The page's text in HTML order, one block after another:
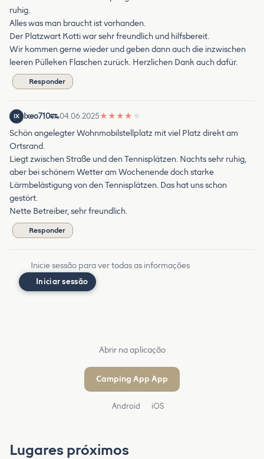
ruhig.
Alles was man braucht ist vorhanden.
Der Platzwart Kotti war sehr freundlich und hilfsbereit.
Wir kommen gerne wieder und geben dann auch die inzwischen
leeren Pülleken Flaschen zurück. Herzlichen Dank auch dafür.
Responder
IX Ixeo710 04.06.2025★ ★ ★ ★ ★
Schön angelegter Wohnmobilstellplatz mit viel Platz direkt am
Ortsrand.
Liegt zwischen Straße und den Tennisplätzen. Nachts sehr ruhig,
aber bei schönem Wetter am Wochenende doch starke
Lärmbelästigung von den Tennisplätzen. Das hat uns schon
gestört.
Nette Betreiber, sehr freundlich.
Responder
Inicie sessão para ver todas as informações
Iniciar sessão
Abrir na aplicação
Camping App App
Android iOS
Lugares próximos